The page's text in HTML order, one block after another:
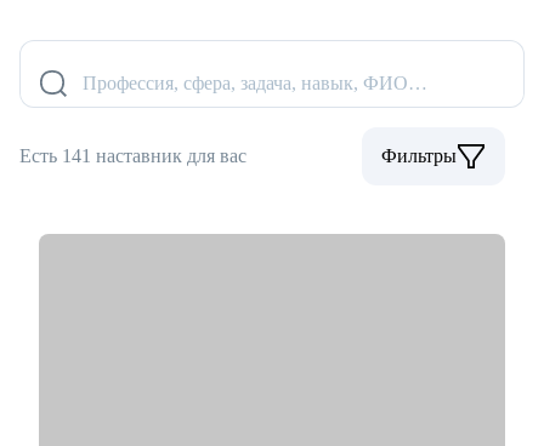
Профессия, сфера, задача, навык, ФИО…
Есть 141 наставник для вас Фильтры